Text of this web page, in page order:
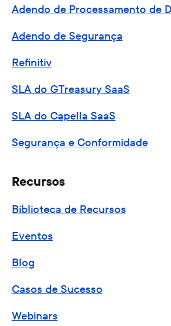
Adendo de Processamento de
Adendo de Segurança
Refinitiv
SLA do GTreasury SaaS
SLA do Capella SaaS
Segurança e Conformidade
Recursos
Biblioteca de Recursos
Eventos
Blog
Casos de Sucesso
Webinars